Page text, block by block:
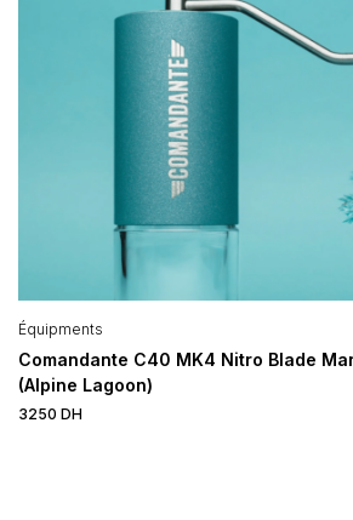
Équipments
Comandante C40 MK4 Nitro Blade
(Alpine Lagoon)
3250 DH